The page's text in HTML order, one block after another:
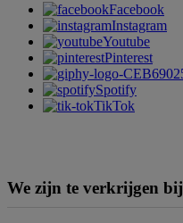
Facebook
Instagram
Youtube
Pinterest
Spotify
TikTok
We zijn te verkrijgen bij